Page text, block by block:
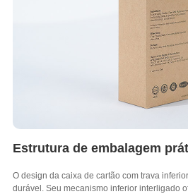
Estrutura de embalagem
O design da caixa de cartão com trava
durável. Seu mecanismo inferior interligado